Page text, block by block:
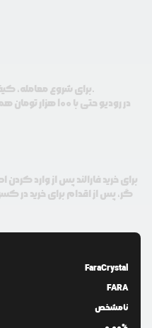
برای شروع معامله، کیف پول خود را به میزان دلخواه شارژ کنید.
در رودیو حتی با
برای خرید فارالند پس از وارد
گر، پس از اقدام برای خرید در
FaraCrystal
FARA
نامشخص